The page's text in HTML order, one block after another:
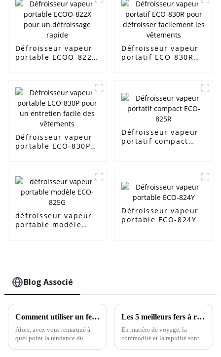
Défroisseur vapeur
portable ECOO-822X
Défroisseur vapeur
portatif ECO-830R
Défroisseur vapeur
portable ECO-830P
Défroisseur vapeur
portatif compact
défroisseur vapeur
portable modèle
Défroisseur vapeur
portable ECO-824Y
Blog Associé
Comment utiliser un fer à repasser sans vapeur pour des vêtements sans plis ?
Alors, avez-vous remarqué à
quel point la tendance du
Les 5 meilleurs fers à repasser vapeur pliables pour voyager sans effort et obtenir un repassage parfait
En matière de voyage, la
commodité et la rapidité sont